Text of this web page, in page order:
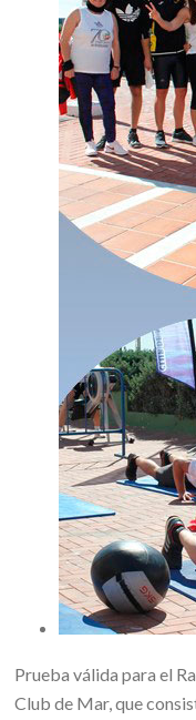
Prueba válida para el
Club de Mar, que